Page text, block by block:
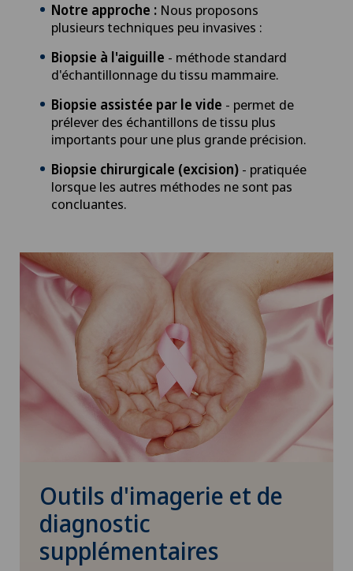
Notre approche : Nous proposons
plusieurs techniques peu invasives :
Biopsie à l'aiguille - méthode standard
d'échantillonnage du tissu mammaire.
Biopsie assistée par le vide - permet de
prélever des échantillons de tissu plus
importants pour une plus grande précision.
Biopsie chirurgicale (excision) - pratiquée
lorsque les autres méthodes ne sont pas
concluantes.
Outils d'imagerie et de
diagnostic
supplémentaires